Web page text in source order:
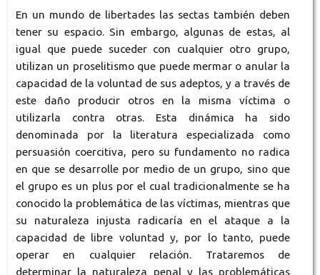
En un mundo de libertades las sectas también deben
tener su espacio. Sin embargo, algunas de estas, al
igual que puede suceder con cualquier otro grupo,
utilizan un proselitismo que puede mermar o anular la
capacidad de la voluntad de sus adeptos, y a través de
este daño producir otros en la misma víctima o
utilizarla contra otras. Esta dinámica ha sido
denominada por la literatura especializada como
persuasión coercitiva, pero su fundamento no radica
en que se desarrolle por medio de un grupo, sino que
el grupo es un plus por el cual tradicionalmente se ha
conocido la problemática de las víctimas, mientras que
su naturaleza injusta radicaría en el ataque a la
capacidad de libre voluntad y, por lo tanto, puede
operar en cualquier relación. Trataremos de
determinar la naturaleza penal y las problemáticas